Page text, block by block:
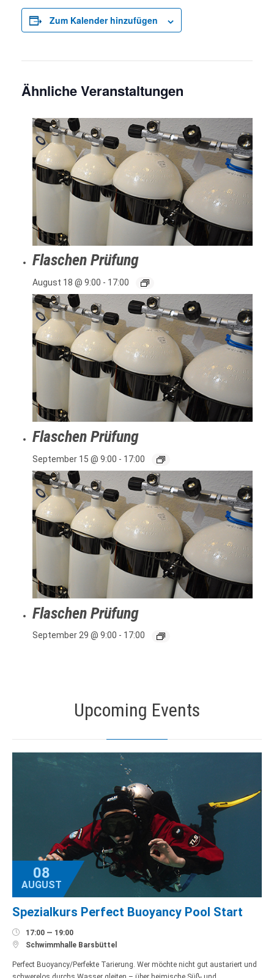
Zum Kalender hinzufügen
Ähnliche Veranstaltungen
Flaschen Prüfung
August 18 @ 9:00 - 17:00
Flaschen Prüfung
September 15 @ 9:00 - 17:00
Flaschen Prüfung
September 29 @ 9:00 - 17:00
Upcoming Events
08
AUGUST
Spezialkurs Perfect Buoyancy Pool Start
 17:00 — 19:00
 Schwimmhalle Barsbüttel
Perfect Buoyancy/Perfekte Tarierung. Wer möchte nicht gut austariert und